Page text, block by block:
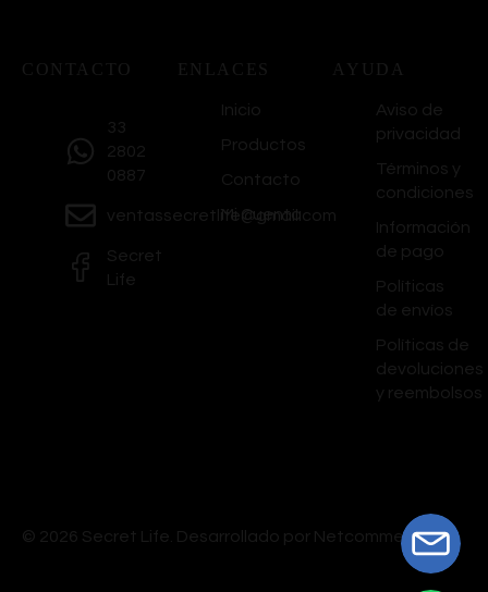
CONTACTO
33
2802
0887
ventassecretlife@gmail.com
Secret
Life
ENLACES
Inicio
Productos
Contacto
Mi Cuenta
AYUDA
Aviso de
privacidad
Términos y
condiciones
Información
de pago
Políticas
de envíos
Políticas de
devoluciones
y reembolsos
© 2026 Secret Life. Desarrollado por Netcommerce